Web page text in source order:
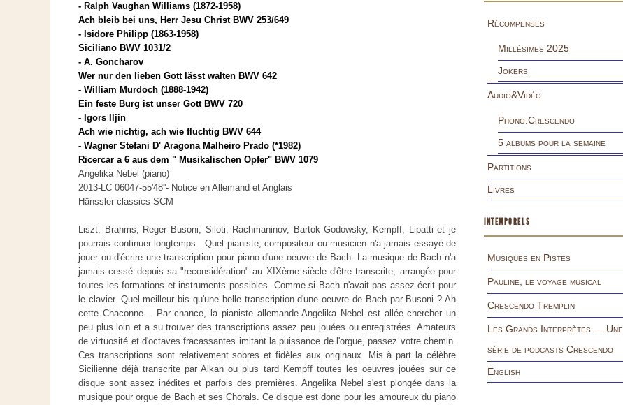
- Ralph Vaughan Williams (1872-1958)
Ach bleib bei uns, Herr Jesu Christ BWV 253/649
- Isidore Philipp (1863-1958)
Siciliano BWV 1031/2
- A. Goncharov
Wer nur den lieben Gott lässt walten BWV 642
- William Murdoch (1888-1942)
Ein feste Burg ist unser Gott BWV 720
- Igors Iljin
Ach wie nichtig, ach wie fluchtig BWV 644
- Wagner Stefani D' Aragona Malheiro Prado (*1982)
Ricercar a 6 aus dem " Musikalischen Opfer" BWV 1079
Angelika Nebel (piano)
2013-LC 06047-55'48''- Notice en Allemand et Anglais
Hänssler classics SCM
Liszt, Brahms, Reger Busoni, Siloti, Rachmaninov, Bartok Godowsky, Kempff, Lipatti et je
pourrais continuer longtemps…Quel pianiste, compositeur ou musicien n'a jamais essayé de
jouer ou d'écrire une transcription pour piano d'une oeuvre de Bach. La musique de Bach n'a
jamais cessé depuis sa "reconsidération" au XIXème siècle d'être transcrite, arrangée pour
toutes les formations et instruments possibles. Comme si Bach n'avait pas assez écrit pour
le clavier. Quel meilleur bis qu'une belle transcription d'une oeuvre de Bach par Busoni ? Ah
cette Chaconne… Par chance, la pianiste allemande Angelika Nebel est allée chercher un
peu plus loin et a su trouver des transcriptions assez peu jouées ou enregistrées. Amateurs
de virtuosité et d'octaves fracassantes imitant la puissance de l'orgue, passez votre chemin.
Ces transcriptions sont relativement sobres et fidèles aux originaux. Mis à part la célèbre
Sicilienne déjà transcrite par Alkan ou plus tard Kempff toutes les oeuvres jouées sur ce
disque sont assez inédites et parfois des premières. Angelika Nebel s'est plongée dans la
musique pour orgue de Bach et ses Chorals. Ce disque est donc pour les amoureux du piano
Récompenses
Millésimes 2025
Jokers
Audio&Vidéo
Phono.Crescendo
5 albums pour la semaine
Partitions
Livres
INTEMPORELS
Musiques en Pistes
Pauline, le voyage musical
Crescendo Tremplin
Les Grands Interprètes — Une
série de podcasts Crescendo
English